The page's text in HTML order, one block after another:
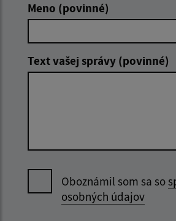
Meno (povinné)
Text vašej správy (povinné)
Oboznámil som sa so
osobných údajov